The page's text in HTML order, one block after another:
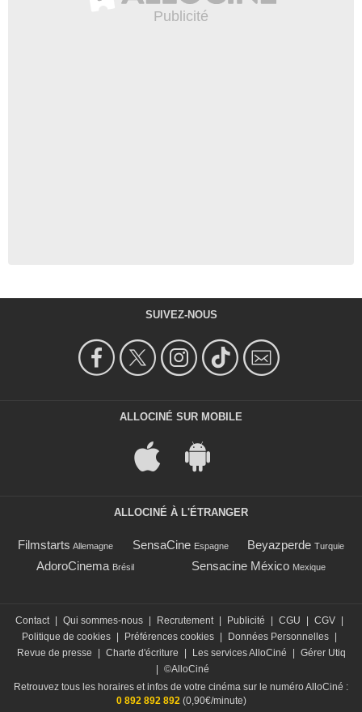
SUIVEZ-NOUS
ALLOCINÉ SUR MOBILE
ALLOCINÉ À L'ÉTRANGER
Filmstarts Allemagne SensaCine Espagne Beyazperde Turquie
AdoroCinema Brésil Sensacine México Mexique
Contact | Qui sommes-nous | Recrutement | Publicité | CGU | CGV |
Politique de cookies | Préférences cookies | Données Personnelles |
Revue de presse
| Charte d'écriture | Les services AlloCiné | Gérer Utiq
| ©AlloCiné
Retrouvez tous les horaires et infos de votre cinéma sur le numéro AlloCiné :
0 892 892 892 (0,90€/minute)